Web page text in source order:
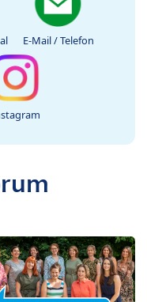
E-Mail / Telefon